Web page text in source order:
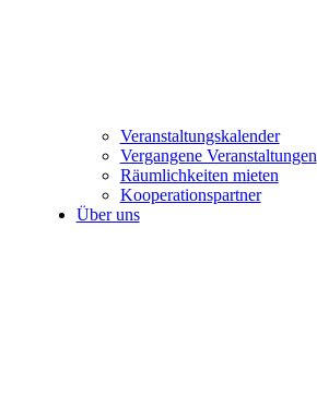
Veranstaltungskalender
Vergangene Veranstaltungen
Räumlichkeiten mieten
Kooperationspartner
Über uns